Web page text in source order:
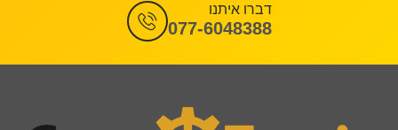
דברו איתנו
077-6048388